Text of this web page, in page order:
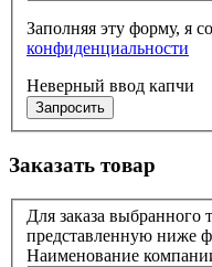
Заполняя эту форму, я
конфиденциальности
Неверный ввод капчи
Запросить
Заказать товар
Для заказа выбранного
представленную ниже
Наименование